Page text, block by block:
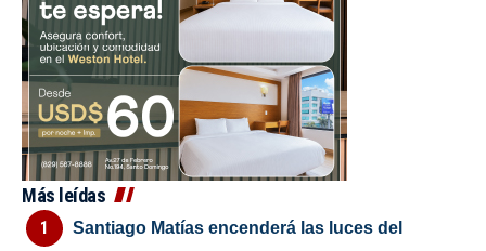
Más leídas
Santiago Matías encenderá las luces del